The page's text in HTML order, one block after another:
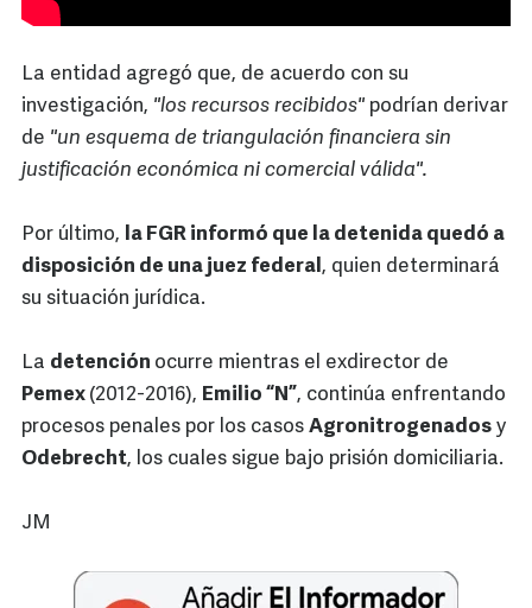
La entidad agregó que, de acuerdo con su
investigación, "los recursos recibidos" podrían derivar
de "un esquema de triangulación financiera sin
justificación económica ni comercial válida".
Por último, la FGR informó que la detenida quedó a
disposición de una juez federal, quien determinará
su situación jurídica.
La detención ocurre mientras el exdirector de
Pemex (2012-2016), Emilio “N”, continúa enfrentando
procesos penales por los casos Agronitrogenados y
Odebrecht, los cuales sigue bajo prisión domiciliaria.
JM